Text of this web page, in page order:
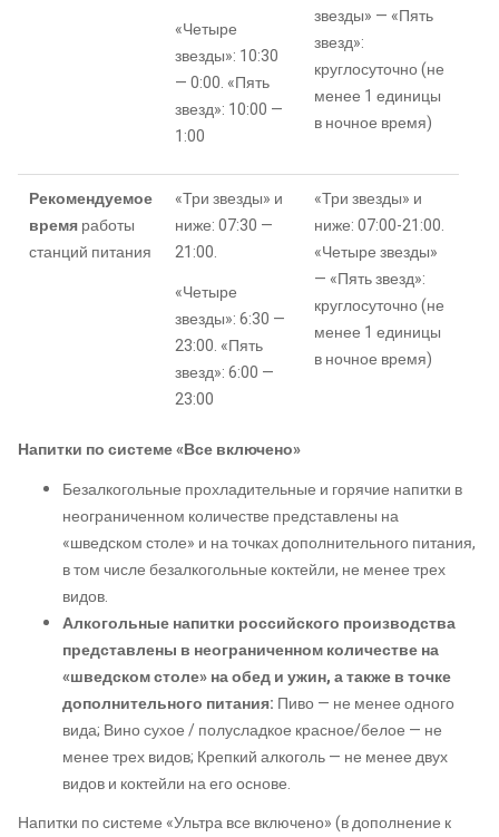
«Четыре
звезды»: 10:30
— 0:00. «Пять
звезд»: 10:00 —
1:00
звезды» — «Пять
звезд»:
круглосуточно (не
менее 1 единицы
в ночное время)
Рекомендуемое
времяработы
станций питания
«Три звезды» и
ниже: 07:30 —
21:00.
«Четыре
звезды»: 6:30 —
23:00. «Пять
звезд»: 6:00 —
23:00
«Три звезды» и
ниже: 07:00-21:00.
«Четыре звезды»
— «Пять звезд»:
круглосуточно (не
менее 1 единицы
в ночное время)
Напитки по системе «Все включено»
Безалкогольные прохладительные и горячие напитки в
неограниченном количестве представлены на
«шведском столе» и на точках дополнительного питания,
в том числе безалкогольные коктейли, не менее трех
видов.
Алкогольные напитки российского производства
представлены в неограниченном количестве на
«шведском столе» на обед и ужин, а также в точке
дополнительного питания: Пиво — не менее одного
вида; Вино сухое / полусладкое красное/белое — не
менее трех видов; Крепкий алкоголь — не менее двух
видов и коктейли на его основе.
Напитки по системе «Ультра все включено» (в дополнение к